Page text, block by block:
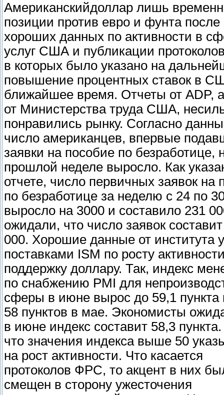
Американскийдоллар лишь
позиции против евро и фунта
хороших данных по активности в
услуг США и публикации
в которых было указано на
повышение процентных ставок в
ближайшее время. Отчеты от ADP,
от Министерства труда США,
понравились рынку. Согласно
число американцев, впервые
заявки на пособие по безработице,
прошлой неделе выросло. Как
отчете, число первичных заявок на
по безработице за неделю с 24 по
выросло на 3000 и составило 231
ожидали, что число заявок
000. Хорошие данные от института
поставками ISM по росту
поддержку доллару. Так, индекс
по снабжению PMI для
сферы в июне вырос до 59,1 пункта
58 пунктов в мае. Экономисты
в июне индекс составит 58,3
что значения индекса выше 50
на рост активности. Что касается
протоколов ФРС, то акцент в них
смещен в сторону ужесточения